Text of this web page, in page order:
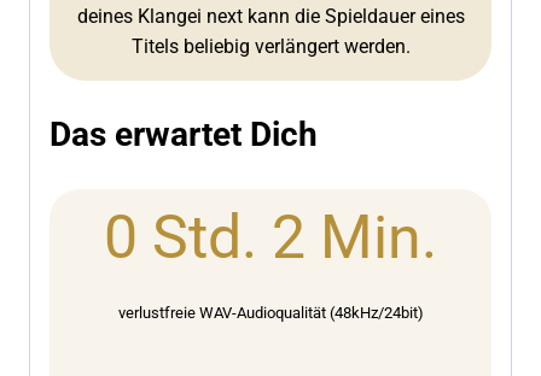
deines Klangei next kann die Spieldauer eines
Titels beliebig verlängert werden.
Das erwartet Dich
0 Std. 2 Min.
verlustfreie WAV-Audioqualität (48kHz/24bit)